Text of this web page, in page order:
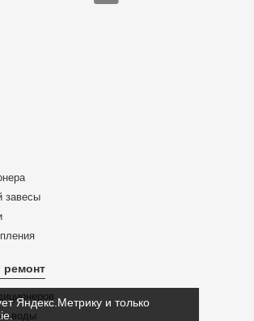
Яндекс.Метрику и только
завесы
ремонт
воды